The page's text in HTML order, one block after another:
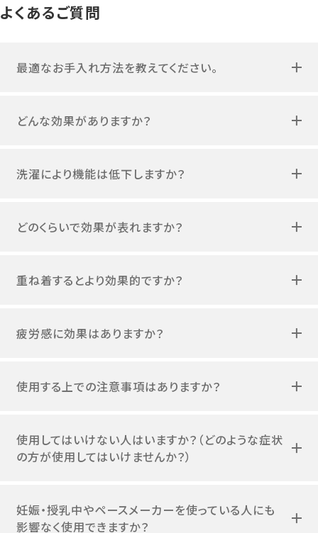
よくあるご質問
最適なお手入れ方法を教えてください。
どんな効果がありますか？
洗濯により機能は低下しますか？
どのくらいで効果が表れますか？
重ね着するとより効果的ですか？
疲労感に効果はありますか？
使用する上での注意事項はありますか？
使用してはいけない人はいますか？（どのような症状
の方が使用してはいけませんか？）
妊娠・授乳中やペースメーカーを使っている人にも
影響なく使用できますか？